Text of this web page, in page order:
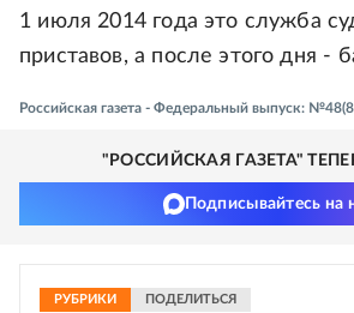
1 июля 2014 года это служба
приставов, а после этого дня -
Российская газета - Федеральный выпуск:
"РОССИЙСКАЯ ГАЗЕТА"
Подписывайтесь на
РУБРИКИ ПОДЕЛИТЬСЯ